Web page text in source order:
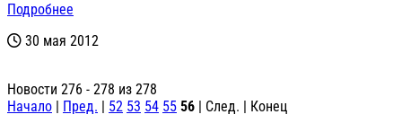
Подробнее
30 мая 2012
Новости 276 - 278 из 278
Начало | Пред. | 52 53 54 55 56 | След. | Конец